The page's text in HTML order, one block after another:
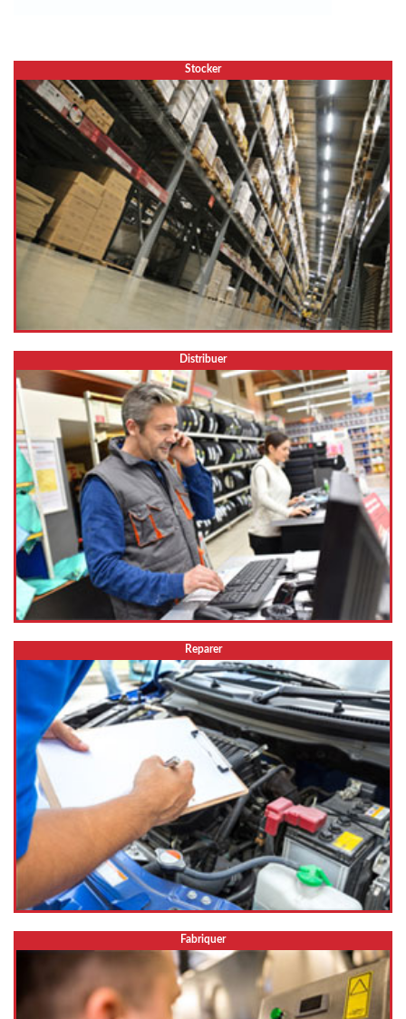
Stocker
Distribuer
Reparer
Fabriquer